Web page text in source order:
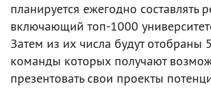
планируется ежегодно составлять
включающий топ-1000
Затем из их числа будут отобраны
команды которых получают
презентовать свои проекты